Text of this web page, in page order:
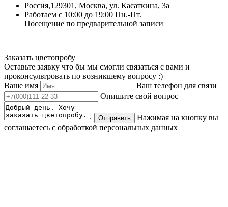
Россия,129301, Москва, ул. Касаткина, 3а
Работаем с 10:00 до 19:00 Пн.-Пт.
Посещение по предварительной записи
Заказать цветопробу
Оставьте заявку что бы мы смогли связаться с вами и
проконсультровать по возникшему вопросу :)
Ваше имя
Ваш телефон для связи
Опишите свой вопрос
Отправить
Нажимая на кнопку вы
соглашаетесь с обработкой персональных данных